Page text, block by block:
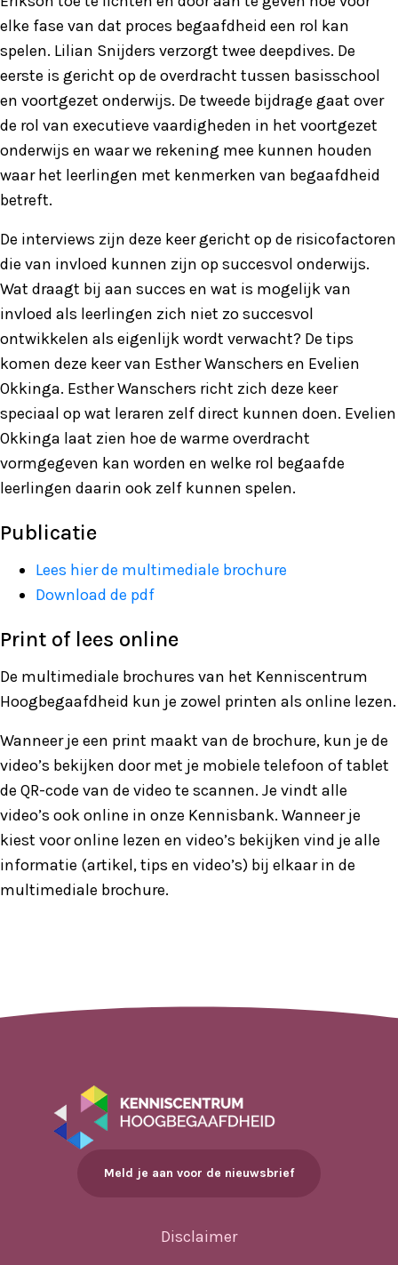
elke fase van dat proces begaafdheid een rol kan
spelen. Lilian Snijders verzorgt twee deepdives. De
eerste is gericht op de overdracht tussen basisschool
en voortgezet onderwijs. De tweede bijdrage gaat over
de rol van executieve vaardigheden in het voortgezet
onderwijs en waar we rekening mee kunnen houden
waar het leerlingen met kenmerken van begaafdheid
betreft.
De interviews zijn deze keer gericht op de risicofactoren
die van invloed kunnen zijn op succesvol onderwijs.
Wat draagt bij aan succes en wat is mogelijk van
invloed als leerlingen zich niet zo succesvol
ontwikkelen als eigenlijk wordt verwacht? De tips
komen deze keer van Esther Wanschers en Evelien
Okkinga. Esther Wanschers richt zich deze keer
speciaal op wat leraren zelf direct kunnen doen. Evelien
Okkinga laat zien hoe de warme overdracht
vormgegeven kan worden en welke rol begaafde
leerlingen daarin ook zelf kunnen spelen.
Publicatie
Lees hier de multimediale brochure
Download de pdf
Print of lees online
De multimediale brochures van het Kenniscentrum
Hoogbegaafdheid kun je zowel printen als online lezen.
Wanneer je een print maakt van de brochure, kun je de
video’s bekijken door met je mobiele telefoon of tablet
de QR-code van de video te scannen. Je vindt alle
video’s ook online in onze Kennisbank. Wanneer je
kiest voor online lezen en video’s bekijken vind je alle
informatie (artikel, tips en video’s) bij elkaar in de
multimediale brochure.
Meld je aan voor de nieuwsbrief
Disclaimer